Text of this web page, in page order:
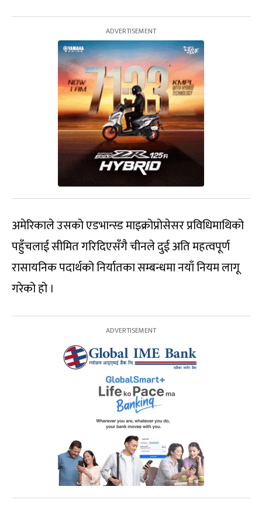
अमेरिकाले उसको एडभान्स्ड माइक्रोप्रोसेसर प्रविधिमाथिको
पहुँचलाई सीमित गरिदिएसँगै चीनले दुई अति महत्वपूर्ण
रासायनिक पदार्थको निर्यातका सम्बन्धमा नयाँ नियम लागू
गरेको हो ।